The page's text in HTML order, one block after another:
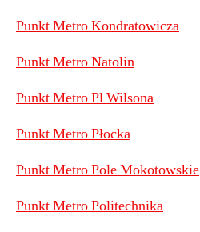
Punkt Metro Kondratowicza
Punkt Metro Natolin
Punkt Metro Pl Wilsona
Punkt Metro Płocka
Punkt Metro Pole Mokotowskie
Punkt Metro Politechnika